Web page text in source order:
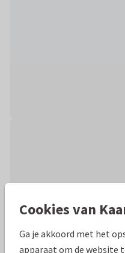
Cookies van
Ga je akkoord met het
apparaat om de website